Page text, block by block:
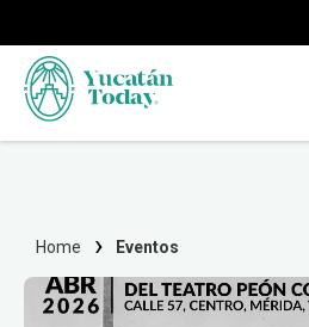
Home Eventos